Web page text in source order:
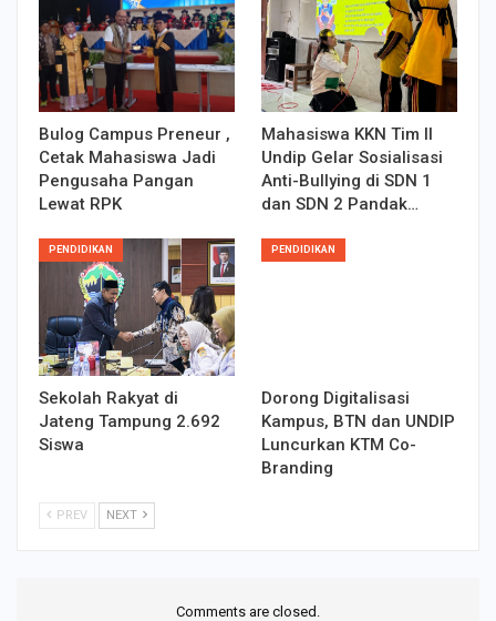
Bulog Campus Preneur ,
Cetak Mahasiswa Jadi
Pengusaha Pangan
Lewat RPK
Mahasiswa KKN Tim II
Undip Gelar Sosialisasi
Anti-Bullying di SDN 1
dan SDN 2 Pandak…
PENDIDIKAN
Sekolah Rakyat di
Jateng Tampung 2.692
Siswa
PENDIDIKAN
Dorong Digitalisasi
Kampus, BTN dan UNDIP
Luncurkan KTM Co-
Branding
PREV NEXT
Comments are closed.